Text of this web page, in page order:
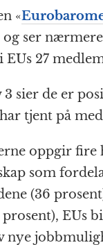
A
p
p
c
h
at
r
a
«
ser
27
3 sier de er
tjent på
oppgir fire
som
(36
EUs
nye